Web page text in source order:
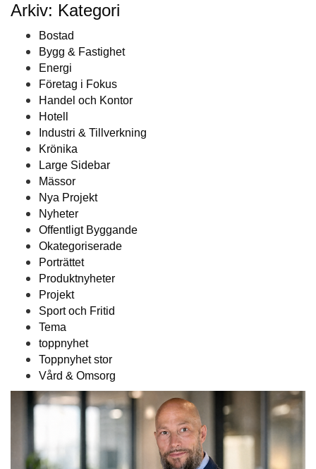
Arkiv: Kategori
Bostad
Bygg & Fastighet
Energi
Företag i Fokus
Handel och Kontor
Hotell
Industri & Tillverkning
Krönika
Large Sidebar
Mässor
Nya Projekt
Nyheter
Offentligt Byggande
Okategoriserade
Porträttet
Produktnyheter
Projekt
Sport och Fritid
Tema
toppnyhet
Toppnyhet stor
Vård & Omsorg